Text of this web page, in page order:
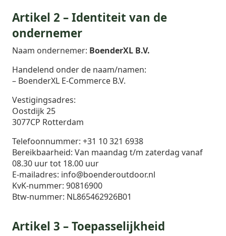
Artikel 2 – Identiteit van de
ondernemer
Naam ondernemer: BoenderXL B.V.
Handelend onder de naam/namen:
– BoenderXL E-Commerce B.V.
Vestigingsadres:
Oostdijk 25
3077CP Rotterdam
Telefoonnummer: +31 10 321 6938
Bereikbaarheid: Van maandag t/m zaterdag vanaf
08.30 uur tot 18.00 uur
E-mailadres: info@boenderoutdoor.nl
KvK-nummer: 90816900
Btw-nummer: NL865462926B01
Artikel 3 – Toepasselijkheid